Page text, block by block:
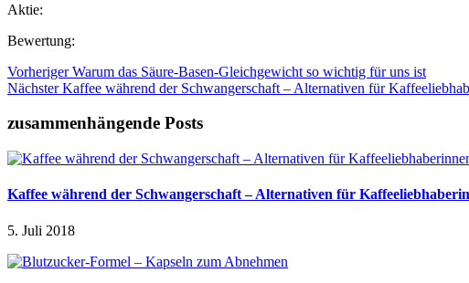
Aktie:
Bewertung:
Vorheriger Warum das Säure-Basen-Gleichgewicht so wichtig für uns ist
Nächster Kaffee während der Schwangerschaft – Alternativen für
zusammenhängende Posts
Kaffee während der Schwangerschaft – Alternativen für
5. Juli 2018